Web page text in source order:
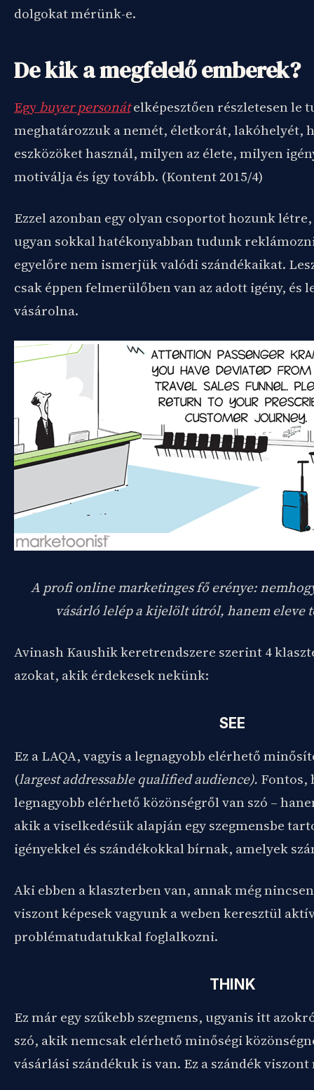
dolgokat mérünk-e.
De kik a megfelelő emberek?
Egybuyer personátelképesztően részletesen le
meghatározzuk a nemét, életkorát, lakóhelyét,
eszközöket használ, milyen az élete, milyen
motiválja és így tovább. (Kontent 2015/4)
Ezzel azonban egy olyan csoportot hozunk
ugyan sokkal hatékonyabban tudunk
egyelőre nem ismerjük valódi szándékaikat.
csak éppen felmerülőben van az adott igény, és
vásárolna.
A profi online marketinges fő erénye:
vásárló lelép a kijelölt útról, hanem eleve
Avinash Kaushik keretrendszere szerint 4
azokat, akik érdekesek nekünk:
SEE
Ez a LAQA, vagyis a legnagyobb elérhető
(largest addressable qualified audience). Fontos,
legnagyobb elérhető közönségről van szó –
akik a viselkedésük alapján egy szegmensbe
igényekkel és szándékokkal bírnak, amelyek
Aki ebben a klaszterben van, annak még
viszont képesek vagyunk a weben keresztül
problématudatukkal foglalkozni.
THINK
Ez már egy szűkebb szegmens, ugyanis itt
szó, akik nemcsak elérhető minőségi
vásárlási szándékuk is van. Ez a szándék viszont